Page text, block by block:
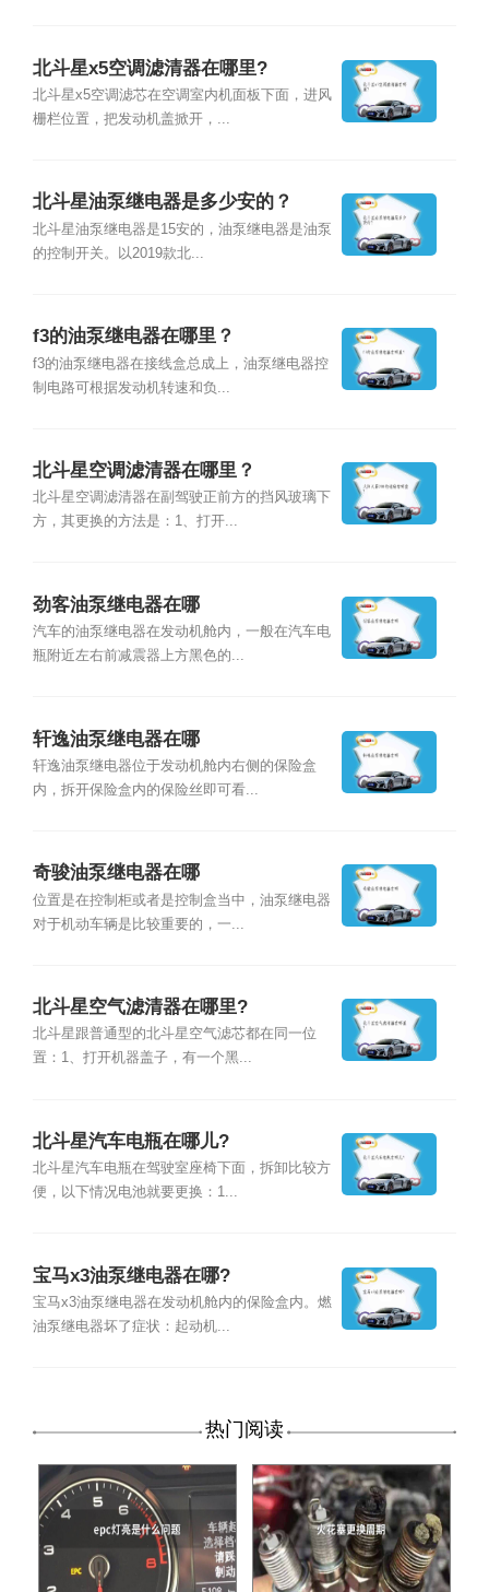
北斗星x5空调滤清器在哪里?
北斗星x5空调滤芯在空调室内机面板下面，进风
栅栏位置，把发动机盖掀开，...
北斗星油泵继电器是多少安的？
北斗星油泵继电器是15安的，油泵继电器是油泵
的控制开关。以2019款北...
f3的油泵继电器在哪里？
f3的油泵继电器在接线盒总成上，油泵继电器控
制电路可根据发动机转速和负...
北斗星空调滤清器在哪里？
北斗星空调滤清器在副驾驶正前方的挡风玻璃下
方，其更换的方法是：1、打开...
劲客油泵继电器在哪
汽车的油泵继电器在发动机舱内，一般在汽车电
瓶附近左右前减震器上方黑色的...
轩逸油泵继电器在哪
轩逸油泵继电器位于发动机舱内右侧的保险盒
内，拆开保险盒内的保险丝即可看...
奇骏油泵继电器在哪
位置是在控制柜或者是控制盒当中，油泵继电器
对于机动车辆是比较重要的，一...
北斗星空气滤清器在哪里?
北斗星跟普通型的北斗星空气滤芯都在同一位
置：1、打开机器盖子，有一个黑...
北斗星汽车电瓶在哪儿?
北斗星汽车电瓶在驾驶室座椅下面，拆卸比较方
便，以下情况电池就要更换：1...
宝马x3油泵继电器在哪?
宝马x3油泵继电器在发动机舱内的保险盒内。燃
油泵继电器坏了症状：起动机...
热门阅读